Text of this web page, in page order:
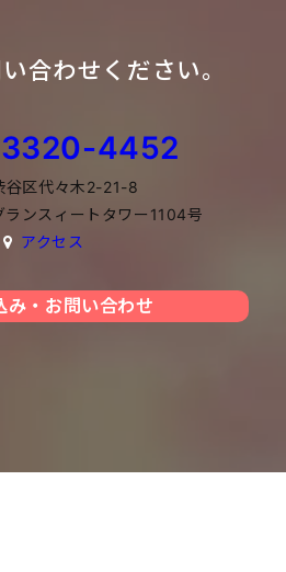
合わせください。
4452
谷区代々木2-21-8
ランスィートタワー1104号
アクセス
み・お問い合わせ